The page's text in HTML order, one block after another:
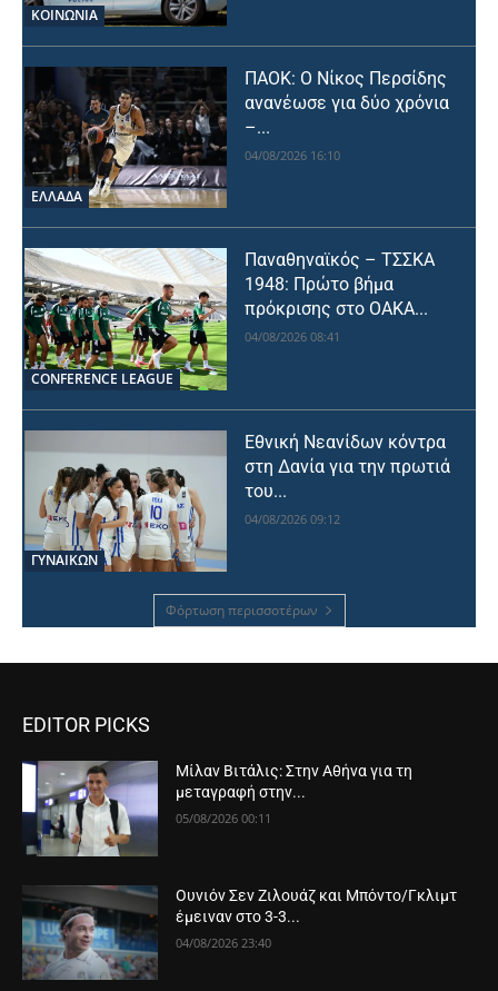
ΚΟΙΝΩΝΙΑ
ΕΛΛΑΔΑ
ΠΑΟΚ: Ο Νίκος Περσίδης
ανανέωσε για δύο χρόνια
–...
04/08/2026 16:10
CONFERENCE LEAGUE
Παναθηναϊκός – ΤΣΣΚΑ
1948: Πρώτο βήμα
πρόκρισης στο ΟΑΚΑ...
04/08/2026 08:41
ΓΥΝΑΙΚΩΝ
Εθνική Νεανίδων κόντρα
στη Δανία για την πρωτιά
του...
04/08/2026 09:12
Φόρτωση περισσοτέρων
EDITOR PICKS
Μίλαν Βιτάλις: Στην Αθήνα για τη
μεταγραφή στην...
05/08/2026 00:11
Ουνιόν Σεν Ζιλουάζ και Μπόντο/Γκλιμτ
έμειναν στο 3-3...
04/08/2026 23:40